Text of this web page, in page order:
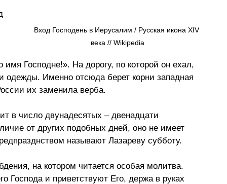
Вход Господень в Иерусалим / Русская икона XIV
века // Wikipedia
Господне!». На дорогу, по которой он ехал,
Именно отсюда берет корни западная
их заменила верба.
в число двунадесятых – двенадцати
от других подобных дней, оно не имеет
называют Лазареву субботу.
на котором читается особая молитва.
Господа и приветствуют Его, держа в руках